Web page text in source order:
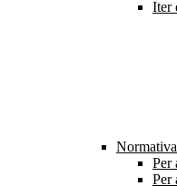
Iter
Normativa
Per
Per